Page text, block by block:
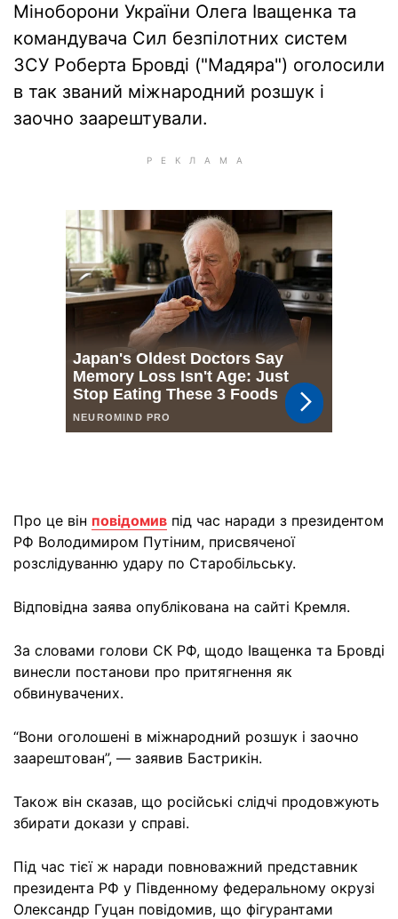
Міноборони України Олега Іващенка та
командувача Сил безпілотних систем
ЗСУ Роберта Бровді ("Мадяра") оголосили
в так званий міжнародний розшук і
заочно заарештували.
Про це він повідомив під час наради з президентом
РФ Володимиром Путіним, присвяченої
розслідуванню удару по Старобільську.
Відповідна заява опублікована на сайті Кремля.
За словами голови СК РФ, щодо Іващенка та Бровді
винесли постанови про притягнення як
обвинувачених.
“Вони оголошені в міжнародний розшук і заочно
заарештован”, — заявив Бастрикін.
Також він сказав, що російські слідчі продовжують
збирати докази у справі.
Під час тієї ж наради повноважний представник
президента РФ у Південному федеральному окрузі
Олександр Гуцан повідомив, що фігурантами